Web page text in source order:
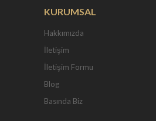
KURUMSAL
Hakkımızda
İletişim
İletişim Formu
Blog
Basında Biz